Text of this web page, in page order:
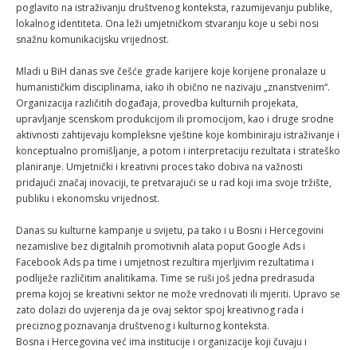
poglavito na istraživanju društvenog konteksta, razumijevanju publike,
lokalnog identiteta. Ona leži umjetničkom stvaranju koje u sebi nosi
snažnu komunikacijsku vrijednost.
Mladi u BiH danas sve češće grade karijere koje korijene pronalaze u
humanističkim disciplinama, iako ih obično ne nazivaju „znanstvenim“.
Organizacija različitih događaja, provedba kulturnih projekata,
upravljanje scenskom produkcijom ili promocijom, kao i druge srodne
aktivnosti zahtijevaju kompleksne vještine koje kombiniraju istraživanje i
konceptualno promišljanje, a potom i interpretaciju rezultata i strateško
planiranje. Umjetnički i kreativni proces tako dobiva na važnosti
pridajući značaj inovaciji, te pretvarajući se u rad koji ima svoje tržište,
publiku i ekonomsku vrijednost.
Danas su kulturne kampanje u svijetu, pa tako i u Bosni i Hercegovini
nezamislive bez digitalnih promotivnih alata poput Google Ads i
Facebook Ads pa time i umjetnost rezultira mjerljivim rezultatima i
podliježe različitim analitikama. Time se ruši još jedna predrasuda
prema kojoj se kreativni sektor ne može vrednovati ili mjeriti. Upravo se
zato dolazi do uvjerenja da je ovaj sektor spoj kreativnog rada i
preciznog poznavanja društvenog i kulturnog konteksta.
Bosna i Hercegovina već ima institucije i organizacije koji čuvaju i